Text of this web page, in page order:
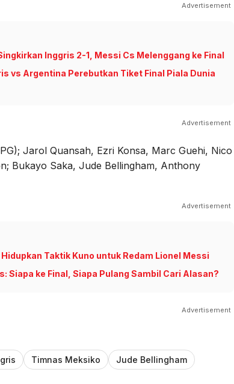
Advertisement
Inggris 2-1, Messi Cs Melenggang ke Final
vs Argentina Perebutkan Tiket Final Piala Dunia
Advertisement
Jarol Quansah, Ezri Konsa, Marc Guehi, Nico
Bukayo Saka, Jude Bellingham, Anthony
Advertisement
Taktik Kuno untuk Redam Lionel Messi
Siapa ke Final, Siapa Pulang Sambil Cari Alasan?
Advertisement
Timnas Meksiko
Jude Bellingham